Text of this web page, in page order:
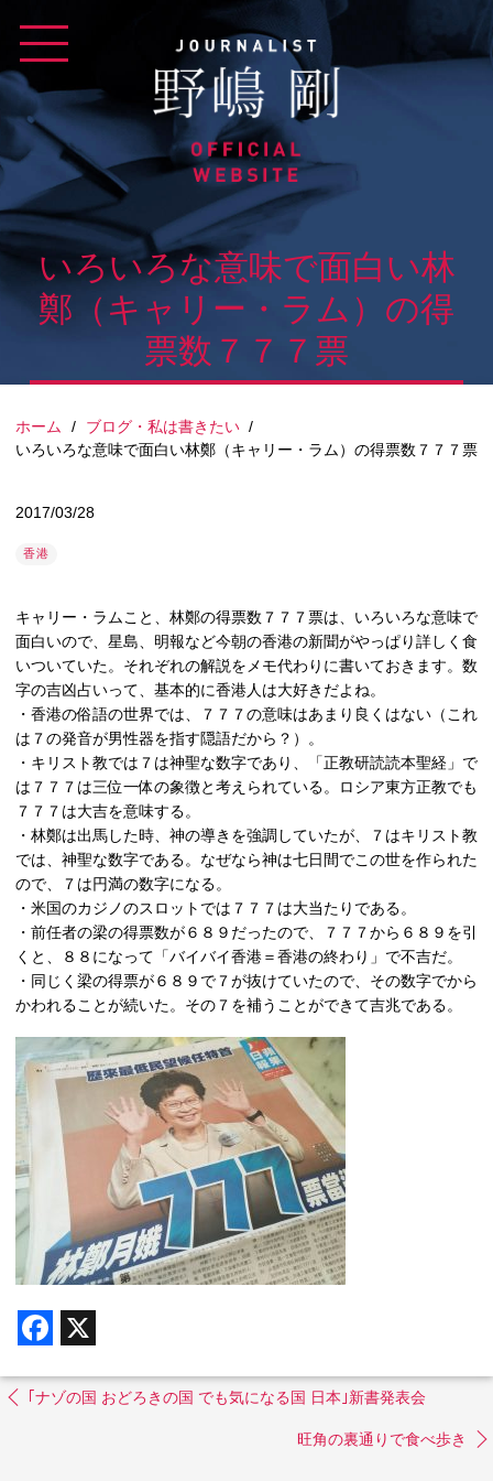
content
いろいろな意味で面白い林
鄭（キャリー・ラム）の得
票数７７７票
ホーム / ブログ・私は書きたい /
いろいろな意味で面白い林鄭（キャリー・ラム）の得票数７７７票
2017/03/28
香港
キャリー・ラムこと、林鄭の得票数７７７票は、いろいろな意味で
面白いので、星島、明報など今朝の香港の新聞がやっぱり詳しく食
いついていた。それぞれの解説をメモ代わりに書いておきます。数
字の吉凶占いって、基本的に香港人は大好きだよね。
・香港の俗語の世界では、７７７の意味はあまり良くはない（これ
は７の発音が男性器を指す隠語だから？）。
・キリスト教では７は神聖な数字であり、「正教研読読本聖経」で
は７７７は三位一体の象徴と考えられている。ロシア東方正教でも
７７７は大吉を意味する。
・林鄭は出馬した時、神の導きを強調していたが、７はキリスト教
では、神聖な数字である。なぜなら神は七日間でこの世を作られた
ので、７は円満の数字になる。
・米国のカジノのスロットでは７７７は大当たりである。
・前任者の梁の得票数が６８９だったので、７７７から６８９を引
くと、８８になって「バイバイ香港＝香港の終わり」で不吉だ。
・同じく梁の得票が６８９で７が抜けていたので、その数字でから
かわれることが続いた。その７を補うことができて吉兆である。
e
b
o
｢ナゾの国 おどろきの国 でも気になる国 日本｣新書発表会
旺角の裏通りで食べ歩き